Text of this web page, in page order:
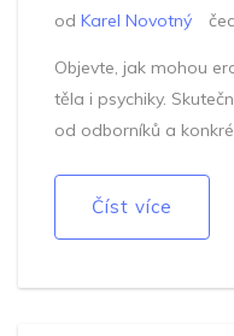
od Karel Novotný
Objevte, jak mohou
těla i psychiky.
od odborníků a
Číst více